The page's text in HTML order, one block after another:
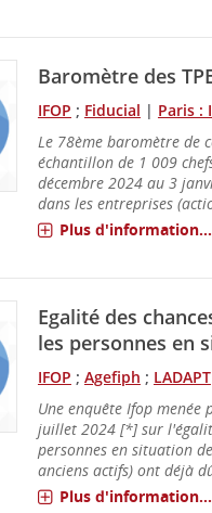
Baromètre des
IFOP ; Fiducial | Paris :
Le 78ème baromètre de
échantillon de 1 009
décembre 2024 au 3
dans les entreprises
Plus d'information...
Egalité des
les personnes en
IFOP ; Agefiph ; LADAPT
Une enquête Ifop menée
juillet 2024 [*] sur
personnes en situation
anciens actifs) ont déjà
Plus d'information...